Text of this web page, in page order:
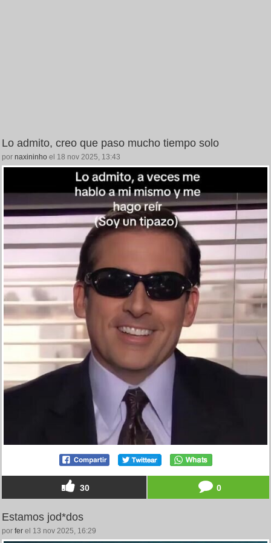
Lo admito, creo que paso mucho tiempo solo
por naxininho el 18 nov 2025, 13:43
30 0
Estamos jod*dos
por fer el 13 nov 2025, 16:29